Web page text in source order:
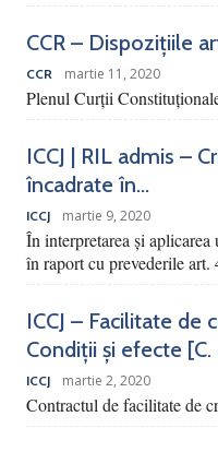
CCR – Dispozițiile
CCR martie 11, 2020
Plenul Curții
ICCJ | RIL admis –
încadrate în...
ICCJ martie 9, 2020
În interpretarea și
în raport cu prevederile art.
ICCJ – Facilitate
Condiții și efecte [C.
ICCJ martie 2, 2020
Contractul de facilitate de